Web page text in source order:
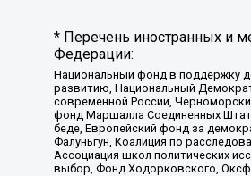
* Перечень иностранных и
Федерации:
Национальный фонд в поддержку
развитию, Национальный
современной России,
фонд Маршалла Соединенных
беде, Европейский фонд за
Фалуньгун, Коалиция по
Ассоциация школ политических
выбор, Фонд Ходорковского,